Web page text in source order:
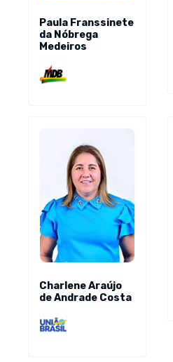
Paula Franssinete
da Nóbrega
Medeiros
Charlene Araújo
de Andrade Costa